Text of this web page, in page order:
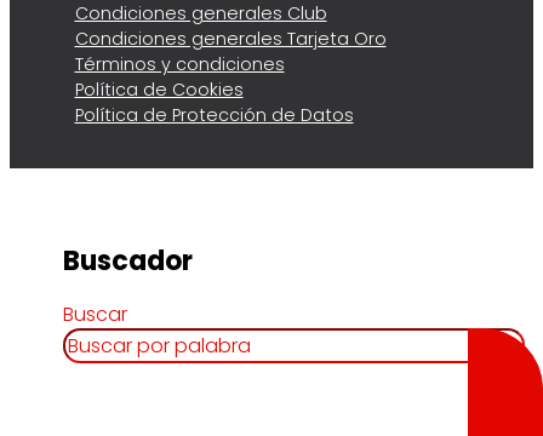
Condiciones generales Club
Condiciones generales Tarjeta Oro
Términos y condiciones
Política de Cookies
Política de Protección de Datos
Buscador
Buscar